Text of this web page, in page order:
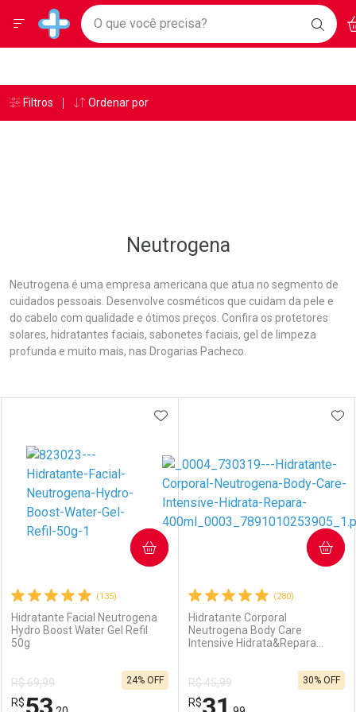
Drogarias Pacheco
Baixe nosso APP e aproveite Ofertas Exclusivas!
BAIXE
O APP
Ir direto para a home
pela página
Ir direto para o conteúdo
Ir direto para a busca
Ir direto para a ajuda
Ir direto para a notificações
Faça a sua busca
O que você precisa?
Menu
Breadcrumb
Drogarias Pacheco Neutrogena
Neutrogena
Neutrogena é uma empresa americana que atua no segmento de
cuidados pessoais. Desenvolve cosméticos que cuidam da pele e
do cabelo com qualidade e ótimos preços. Confira os protetores
solares, hidratantes faciais, sabonetes faciais, gel de limpeza
profunda e muito mais, nas Drogarias Pacheco.
(135)
Hidratante Facial Neutrogena
Hydro Boost Water Gel Refil
50g
R$ 69,99
R$
24% OFF
ADICIONAR AOS FAVORITOS
COMPRAR
(280)
Hidratante Corporal
Neutrogena Body Care
Intensive Hidrata&Repara
R$ 45,99
R$
30% OFF
COMPRAR
Âncoras
Filtros Ordenar por